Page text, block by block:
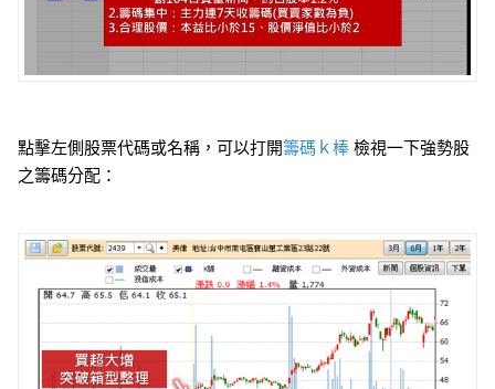
點擊左側股票代碼或名稱，可以打開籌碼ｋ棒 檢視一下強勢股
之籌碼分配：